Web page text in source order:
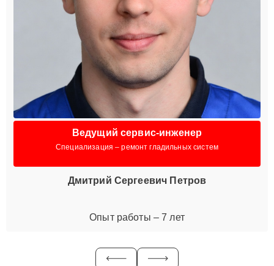
Ведущий сервис-инженер
Специализация – ремонт гладильных систем
Дмитрий Сергеевич Петров
Опыт работы – 7 лет